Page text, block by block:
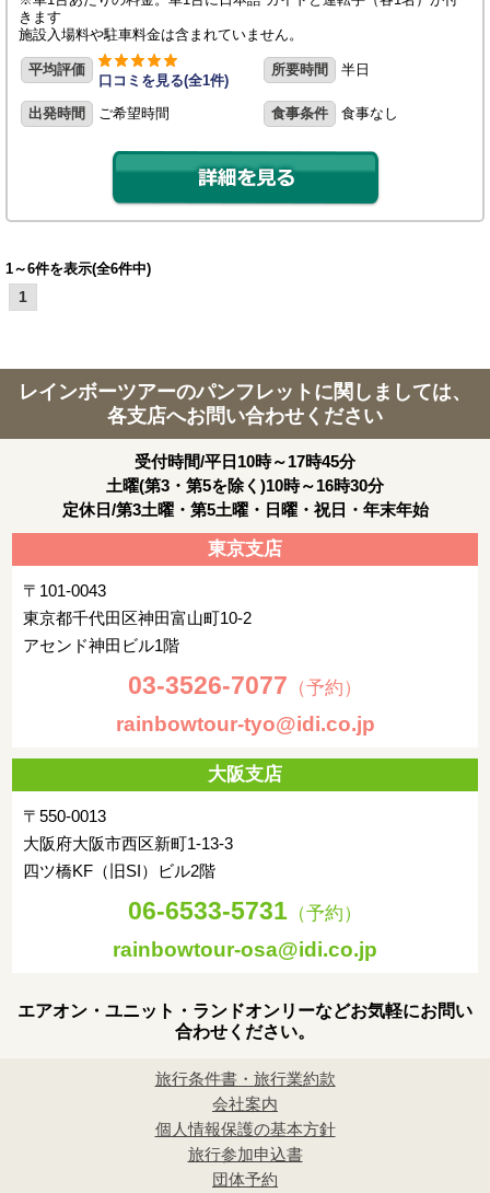
きます
施設入場料や駐車料金は含まれていません。
平均評価
口コミを見る(全1件)
所要時間 半日
出発時間 ご希望時間 食事条件 食事なし
1～6件を表示(全6件中)
1
レインボーツアーのパンフレットに関しましては、
各支店へお問い合わせください
受付時間/平日10時～17時45分
土曜(第3・第5を除く)10時～16時30分
定休日/第3土曜・第5土曜・日曜・祝日・年末年始
東京支店
〒101-0043
東京都千代田区神田富山町10-2
アセンド神田ビル1階
03-3526-7077 （予約）
rainbowtour-tyo@idi.co.jp
大阪支店
〒550-0013
大阪府大阪市西区新町1-13-3
四ツ橋KF（旧SI）ビル2階
06-6533-5731 （予約）
rainbowtour-osa@idi.co.jp
エアオン・ユニット・ランドオンリーなどお気軽にお問い
合わせください。
旅行条件書・旅行業約款
会社案内
個人情報保護の基本方針
旅行参加申込書
団体予約